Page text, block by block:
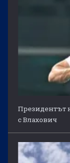
Президентът
с Влахович